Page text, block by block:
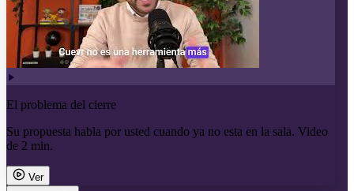
El problema del cierre
Su propuesta habla por usted cuando ya no esta en la sala. Video
de 2 min.
Ver